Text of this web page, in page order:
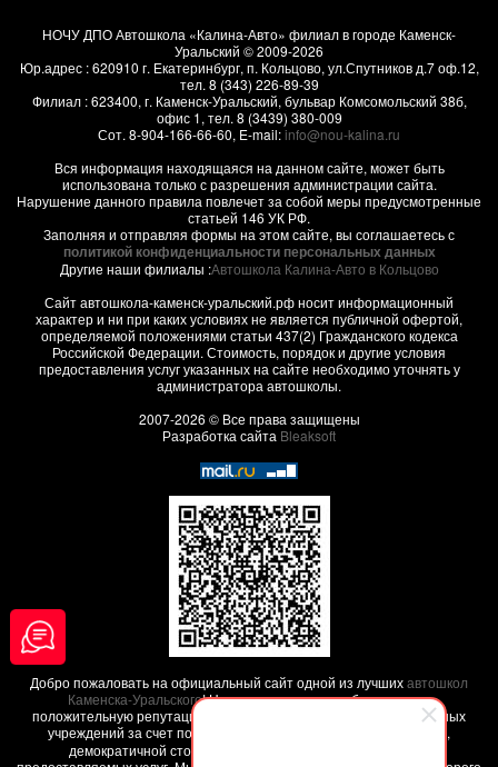
НОЧУ ДПО Автошкола «Калина-Авто» филиал в городе Каменск-
Уральский © 2009-2026
Юр.адрес :620910 г. Екатеринбург, п. Кольцово, ул.Спутников д.7 оф.12,
тел. 8 (343) 226-89-39
Филиал :623400, г. Каменск-Уральский, бульвар Комсомольский 38б,
офис 1, тел. 8 (3439) 380-009
Сот. 8-904-166-66-60, E-mail:info@nou-kalina.ru
Вся информация находящаяся на данном сайте, может быть
использована только с разрешения администрации сайта.
Нарушение данного правила повлечет за собой меры предусмотренные
статьей 146 УК РФ.
Заполняя и отправляя формы на этом сайте, вы соглашаетесь с
политикой конфиденциальности персональных данных
Другие наши филиалы :Автошкола Калина-Авто в Кольцово
Сайт автошкола-каменск-уральский.рф носит информационный
характер и ни при каких условиях не является публичной офертой,
определяемой положениями статьи 437(2) Гражданского кодекса
Российской Федерации. Стоимость, порядок и другие условия
предоставления услуг указанных на сайте необходимо уточнять у
администратора автошколы.
2007-2026 © Все права защищены
Разработка сайта Bleaksoft
Добро пожаловать на официальный сайт одной из лучшихавтошкол
Каменска-Уральского! Наша автошкола заработала свою
положительную репутацию среди других похожих образовательных
учреждений за счет положительных
,
демократичной стоимости обучения и высокого качества